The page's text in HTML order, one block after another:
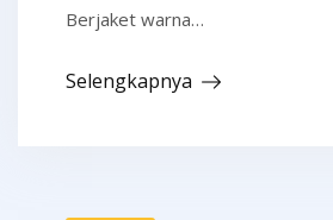
Berjaket warna…
Selengkapnya